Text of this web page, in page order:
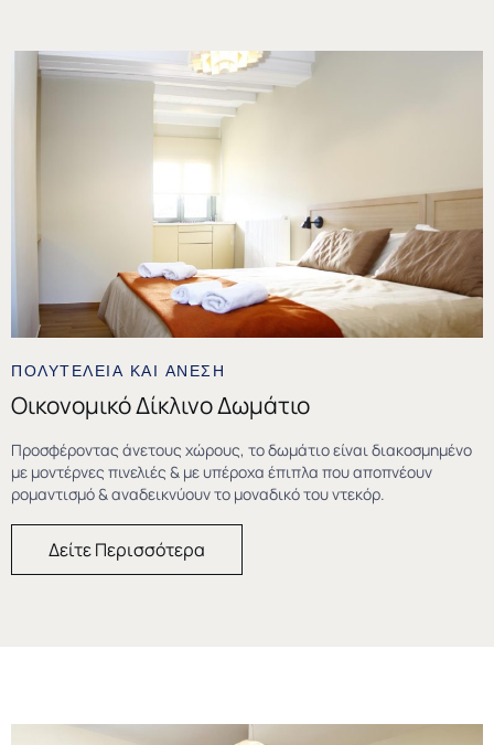
ΠΟΛΥΤΕΛΕΙΑ ΚΑΙ ΑΝΕΣΗ
Οικονομικό Δίκλινο Δωμάτιο
Προσφέροντας άνετους χώρους, το δωμάτιο είναι διακοσμημένο
με μοντέρνες πινελιές & με υπέροχα έπιπλα που αποπνέουν
ρομαντισμό & αναδεικνύουν το μοναδικό του ντεκόρ.
Δείτε Περισσότερα